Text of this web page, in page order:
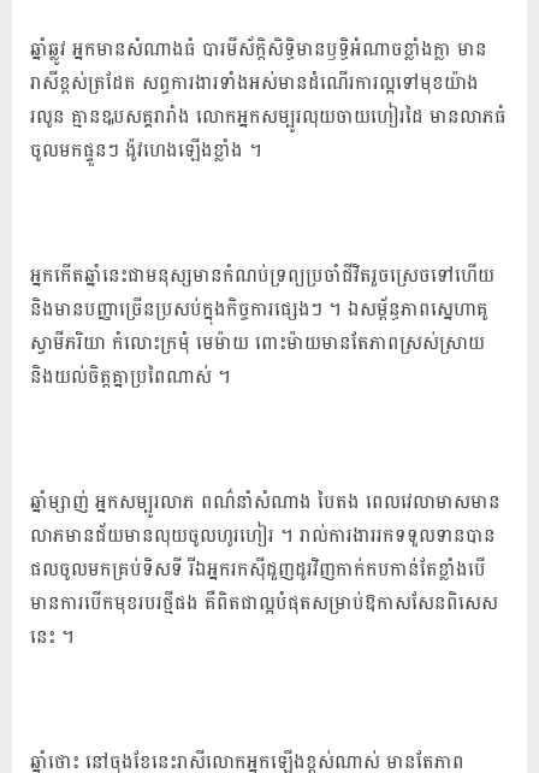
ឆ្នាំឆ្លូវ អ្នកមាន​សំណាង​ធំ បារមី​ស័ក្តិសិទ្ធិ​មាន​ឫទ្ធិ​អំណាច​ខ្លាំងក្លា មាន​
រាសី​ខ្ពស់ត្រដែត សព្វ​ការងារ​ទាំងអស់​មានដំណើរ​ការ​ល្អ​ទៅ​មុខ​យ៉ាង​
រលូន គ្មាន​ឩ​ប​សគ្គ​រារាំង លោក​អ្នក​សម្បូរ​លុយ​ចាយ​ហៀរ​ដៃ មាន​លាភ​ធំ​
ចូល​មក​ផ្ទួន​ៗ ង៉ូ​វ​ហេង​ឡើង​ខ្លាំង ។
អ្នក​កើត​ឆ្នាំ​នេះ​ជា​មនុស្ស​មាន​កំណប់ទ្រព្យ​ប្រចាំជីវិត​រួច​ស្រេច​ទៅ​ហើយ
និង​មាន​បញ្ញា​ច្រើន​ប្រសប់​ក្នុង​កិច្ចការ​ផ្សេង​ៗ ។ ឯ​សម្ព័ន្ធភាព​ស្នេហា​គូ​
ស្វាមីភរិយា កំលោះ​ក្រមុំ មេម៉ាយ ពោះម៉ាយ​មាន​តែ​ភាព​ស្រស់ស្រាយ
និង​យល់ចិត្ត​គ្នា​ប្រពៃ​ណាស់ ។
ឆ្នាំម្សាញ់ អ្នក​សម្បូរ​លាភ ពណ៌​នាំ​សំណាង បៃតង ​ពេលវេលា​មាស​មាន​
លាភ​មាន​ជ័យ​មាន​លុយ​ចូល​ហូរហៀរ ។ រាល់​ការងារ​រក​ទទួលទាន​បាន​
ផល​ចូល​មក​គ្រប់​ទិស​ទី រីឯ​អ្នក​រកស៊ី​ជួញដូរ​វិញ​កាក់កប​កាន់តែ​ខ្លាំង​បើ​
មានការ​បើកមុខ​របរ​ថ្មី​ផង គឺ​ពិតជា​ល្អ​បំផុត​សម្រាប់​ឱកាស​សែន​ពិសេស​
នេះ ។
ឆ្នាំថោះ នៅ​ចុងខែ​នេះ​រាសី​លោក​អ្នក​ឡើង​ខ្ពស់​ណាស់ មាន​តែ​ភាព​